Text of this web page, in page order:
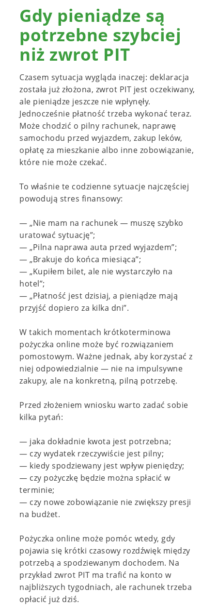
Gdy pieniądze są
potrzebne szybciej
niż zwrot PIT
Czasem sytuacja wygląda inaczej: deklaracja
została już złożona, zwrot PIT jest oczekiwany,
ale pieniądze jeszcze nie wpłynęły.
Jednocześnie płatność trzeba wykonać teraz.
Może chodzić o pilny rachunek, naprawę
samochodu przed wyjazdem, zakup leków,
opłatę za mieszkanie albo inne zobowiązanie,
które nie może czekać.
To właśnie te codzienne sytuacje najczęściej
powodują stres finansowy:
— „Nie mam na rachunek — muszę szybko
uratować sytuację”;
— „Pilna naprawa auta przed wyjazdem”;
— „Brakuje do końca miesiąca”;
— „Kupiłem bilet, ale nie wystarczyło na
hotel”;
— „Płatność jest dzisiaj, a pieniądze mają
przyjść dopiero za kilka dni”.
W takich momentach krótkoterminowa
pożyczka online może być rozwiązaniem
pomostowym. Ważne jednak, aby korzystać z
niej odpowiedzialnie — nie na impulsywne
zakupy, ale na konkretną, pilną potrzebę.
Przed złożeniem wniosku warto zadać sobie
kilka pytań:
— jaka dokładnie kwota jest potrzebna;
— czy wydatek rzeczywiście jest pilny;
— kiedy spodziewany jest wpływ pieniędzy;
— czy pożyczkę będzie można spłacić w
terminie;
— czy nowe zobowiązanie nie zwiększy presji
na budżet.
Pożyczka online może pomóc wtedy, gdy
pojawia się krótki czasowy rozdźwięk między
potrzebą a spodziewanym dochodem. Na
przykład zwrot PIT ma trafić na konto w
najbliższych tygodniach, ale rachunek trzeba
opłacić już dziś.